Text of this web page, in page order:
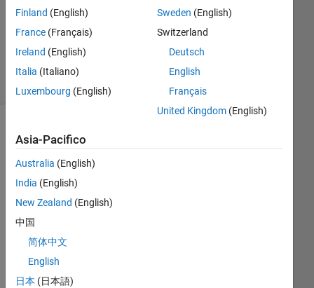
Aggiornato
2022
10
Visualizzazioni
(30 giorni)
Ho
can
Finland (English)
France (Français)
Ireland (English)
Italia (Italiano)
Luxembourg (English)
Sweden (English)
Switzerland
Deutsch
English
Français
United Kingdom(English)
Asia-Pacifico
Australia (English)
India (English)
New Zealand (English)
中国
简体中文
English
日本 (日本語)